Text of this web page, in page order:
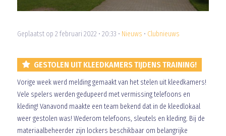
Geplaatst op 2 februari 2022 • 20:33 • Nieuws • Clubnieuws
GESTOLEN UIT KLEEDKAMERS TIJDENS TRAINING!
Vorige week werd melding gemaakt van het stelen uit kleedkamers!
Vele spelers werden gedupeerd met vermissing telefoons en
kleding! Vanavond maakte een team bekend dat in de kleedlokaal
weer gestolen was! Wederom telefoons, sleutels en kleding. Bij de
materiaalbeheerder zijn lockers beschikbaar om belangrijke